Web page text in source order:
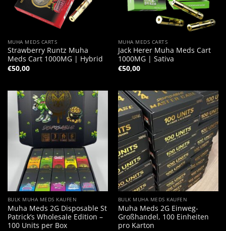
MUHA MEDS CARTS
Strawberry Runtz Muha
Meds Cart 1000MG | Hybrid
€50,00
MUHA MEDS CARTS
Jack Herer Muha Meds Cart
1000MG | Sativa
€50,00
BULK MUHA MEDS KAUFEN
Muha Meds 2G Disposable St
Patrick’s Wholesale Edition –
100 Units per Box
BULK MUHA MEDS KAUFEN
Muha Meds 2G Einweg-
Großhandel, 100 Einheiten
pro Karton